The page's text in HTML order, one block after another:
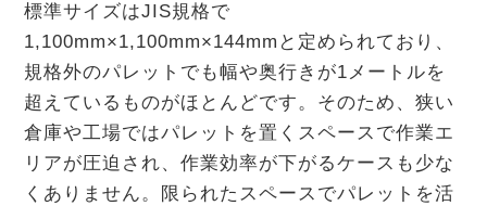
標準サイズはJIS規格で
1,100mm×1,100mm×144mmと定められており、
規格外のパレットでも幅や奥行きが1メートルを
超えているものがほとんどです。そのため、狭い
倉庫や工場ではパレットを置くスペースで作業エ
リアが圧迫され、作業効率が下がるケースも少な
くありません。限られたスペースでパレットを活